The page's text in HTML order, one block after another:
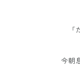
今朝